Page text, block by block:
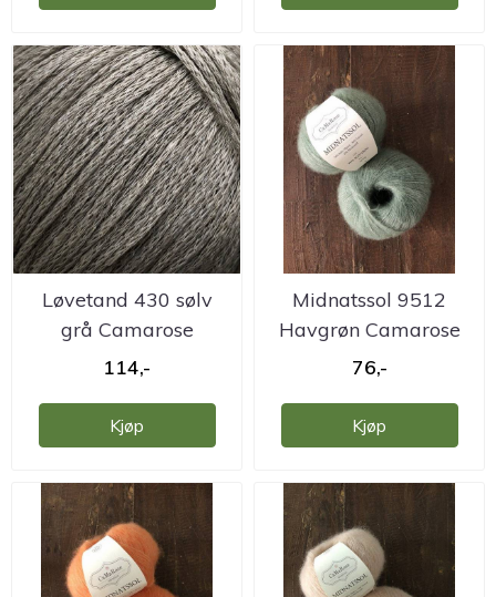
Løvetand 430 sølv
grå Camarose
114,-
Kjøp
Midnatssol 9512
Havgrøn Camarose
76,-
Kjøp